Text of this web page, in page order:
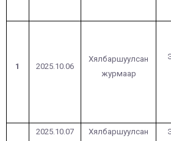
1 2025.10.06
Хялбаршуулсан
журмаар
2025.10.07
Хялбаршуулсан